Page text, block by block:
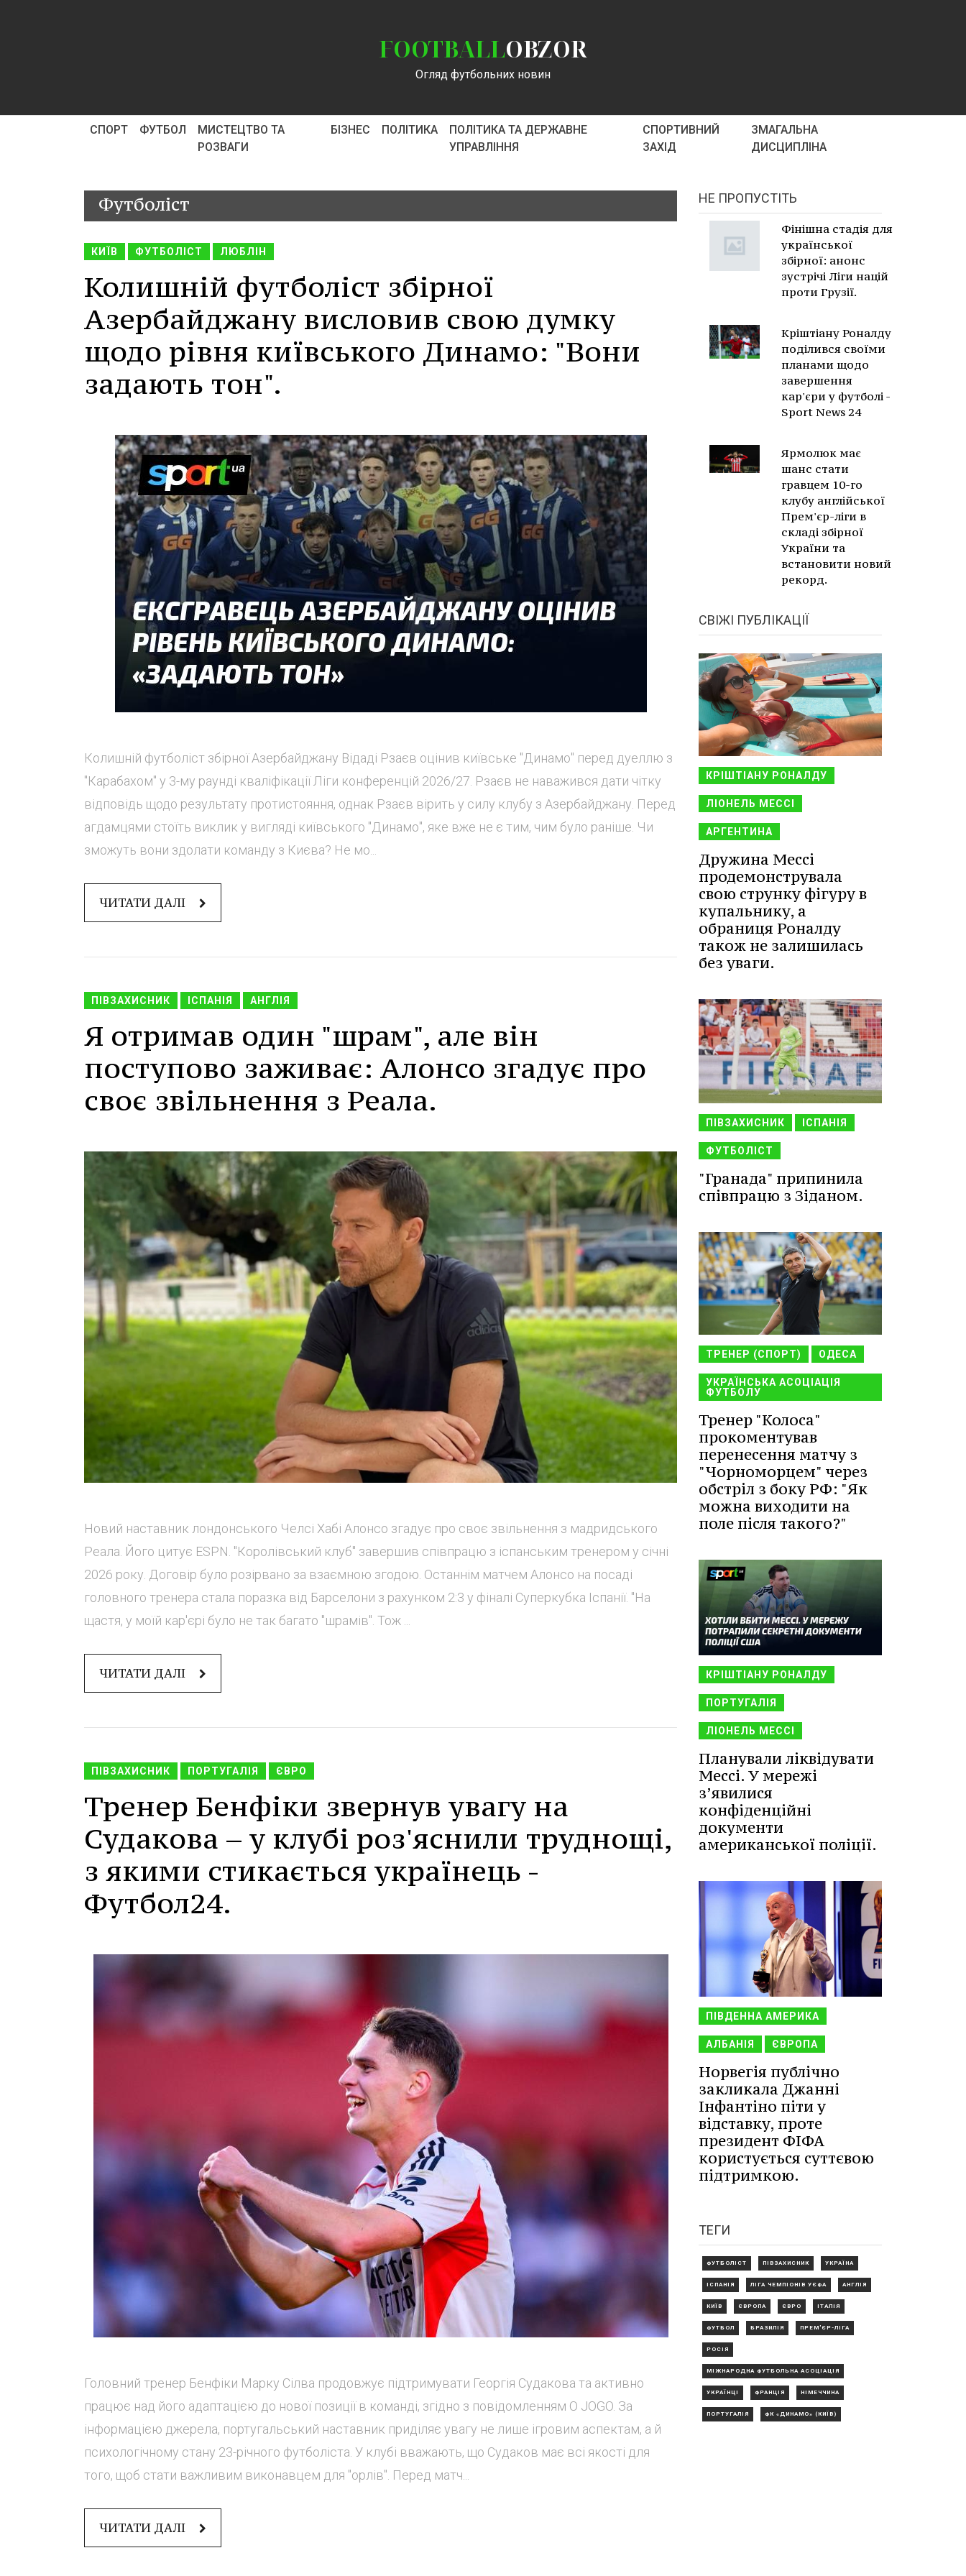
FOOTBALLOBZOR
Огляд футбольних новин
СПОРТ ФУТБОЛ
МИСТЕЦТВО ТА
РОЗВАГИ
БІЗНЕС ПОЛІТИКА
ПОЛІТИКА ТА ДЕРЖАВНЕ
УПРАВЛІННЯ
СПОРТИВНИЙ
ЗАХІД
ЗМАГАЛЬНА
ДИСЦИПЛІНА
Футболіст
КИЇВ ФУТБОЛІСТ ЛЮБЛІН
Колишній футболіст збірної
Азербайджану висловив свою думку
щодо рівня київського Динамо: "Вони
задають тон".
Колишній футболіст збірної Азербайджану Відаді Рзаєв оцінив київське "Динамо" перед дуеллю з
"Карабахом" у 3-му раунді кваліфікації Ліги конференцій 2026/27. Рзаєв не наважився дати чітку
відповідь щодо результату протистояння, однак Рзаєв вірить у силу клубу з Азербайджану. Перед
агдамцями стоїть виклик у вигляді київського "Динамо", яке вже не є тим, чим було раніше. Чи
зможуть вони здолати команду з Києва? Не мо...
ЧИТАТИ ДАЛІ
ПІВЗАХИСНИК ІСПАНІЯ АНГЛІЯ
Я отримав один "шрам", але він
поступово заживає: Алонсо згадує про
своє звільнення з Реала.
Новий наставник лондонського Челсі Хабі Алонсо згадує про своє звільнення з мадридського
Реала. Його цитує ESPN. "Королівський клуб" завершив співпрацю з іспанським тренером у січні
2026 року. Договір було розірвано за взаємною згодою. Останнім матчем Алонсо на посаді
головного тренера стала поразка від Барселони з рахунком 2:3 у фіналі Суперкубка Іспанії. "На
щастя, у моїй кар'єрі було не так багато "шрамів". Тож ...
ЧИТАТИ ДАЛІ
ПІВЗАХИСНИК ПОРТУГАЛІЯ ЄВРО
Тренер Бенфіки звернув увагу на
Судакова – у клубі роз'яснили труднощі,
з якими стикається українець -
Футбол24.
Головний тренер Бенфіки Марку Сілва продовжує підтримувати Георгія Судакова та активно
працює над його адаптацією до нової позиції в команді, згідно з повідомленням O JOGO. За
інформацією джерела, португальський наставник приділяє увагу не лише ігровим аспектам, а й
психологічному стану 23-річного футболіста. У клубі вважають, що Судаков має всі якості для
того, щоб стати важливим виконавцем для "орлів". Перед матч...
ЧИТАТИ ДАЛІ
НЕ ПРОПУСТІТЬ
Фінішна стадія для
української
збірної: анонс
зустрічі Ліги націй
проти Грузії.
Кріштіану Роналду
поділився своїми
планами щодо
завершення
кар'єри у футболі -
Sport News 24
Ярмолюк має
шанс стати
гравцем 10-го
клубу англійської
Прем'єр-ліги в
складі збірної
України та
встановити новий
рекорд.
СВІЖІ ПУБЛІКАЦІЇ
КРІШТІАНУ РОНАЛДУ
ЛІОНЕЛЬ МЕССІ
АРГЕНТИНА
Дружина Мессі
продемонструвала
свою струнку фігуру в
купальнику, а
обраниця Роналду
також не залишилась
без уваги.
ПІВЗАХИСНИК ІСПАНІЯ
ФУТБОЛІСТ
"Гранада" припинила
співпрацю з Зіданом.
ТРЕНЕР (СПОРТ) ОДЕСА
УКРАЇНСЬКА АСОЦІАЦІЯ
ФУТБОЛУ
Тренер "Колоса"
прокоментував
перенесення матчу з
"Чорноморцем" через
обстріл з боку РФ: "Як
можна виходити на
поле після такого?"
КРІШТІАНУ РОНАЛДУ
ПОРТУГАЛІЯ
ЛІОНЕЛЬ МЕССІ
Планували ліквідувати
Мессі. У мережі
з’явилися
конфіденційні
документи
американської поліції.
ПІВДЕННА АМЕРИКА
АЛБАНІЯ ЄВРОПА
Норвегія публічно
закликала Джанні
Інфантіно піти у
відставку, проте
президент ФІФА
користується суттєвою
підтримкою.
ТЕГИ
ФУТБОЛІСТ ПІВЗАХИСНИК УКРАЇНА
ІСПАНІЯ ЛІГА ЧЕМПІОНІВ УЄФА АНГЛІЯ
КИЇВ ЄВРОПА ЄВРО ІТАЛІЯ
ФУТБОЛ БРАЗИЛІЯ ПРЕМ'ЄР-ЛІГА
РОСІЯ
МІЖНАРОДНА ФУТБОЛЬНА АСОЦІАЦІЯ
УКРАЇНЦІ ФРАНЦІЯ НІМЕЧЧИНА
ПОРТУГАЛІЯ ФК «ДИНАМО» (КИЇВ)